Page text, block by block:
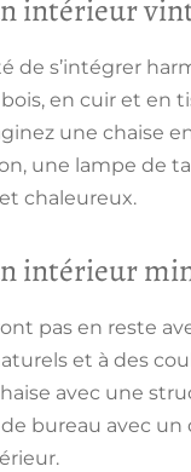
intérieur
de s’intégrer
en cuir et en
une chaise
une lampe de
chaleureux.
intérieur
pas en reste
et à des
avec une
bureau avec